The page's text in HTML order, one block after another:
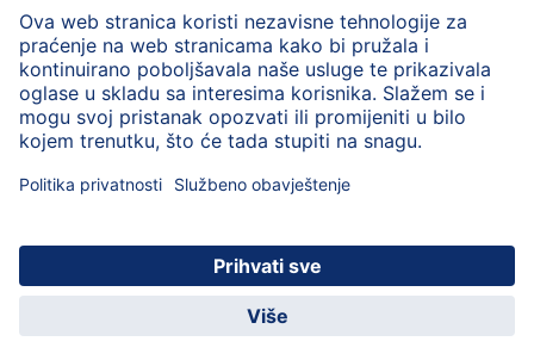
Uvjeti korištenja
Impressum
Kontakt
O HiPP-u
© 2026 HiPP
aplikacija
Uživajte u mnogim
pogodnostima!